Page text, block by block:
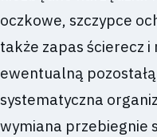
oczkowe, szczypce
także zapas ścierecz i
ewentualną
systematyczna
wymiana przebiegnie